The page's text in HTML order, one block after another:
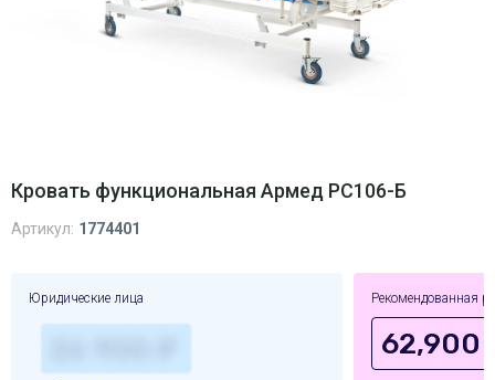
Кровать функциональная Армед РС106-Б
Артикул: 1774401
Юридические лица Рекомендованная
62,900